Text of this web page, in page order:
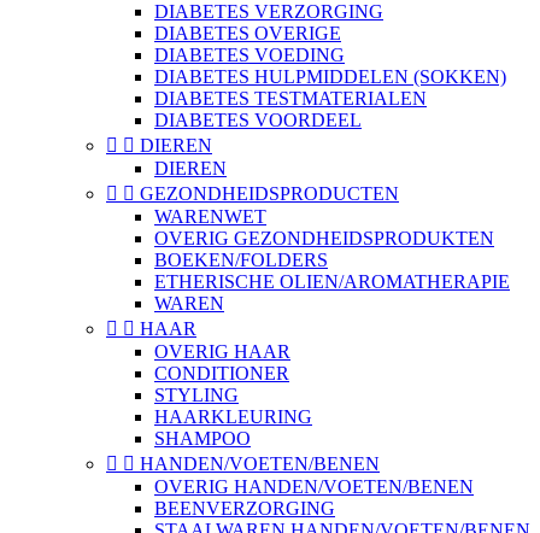
DIABETES VERZORGING
DIABETES OVERIGE
DIABETES VOEDING
DIABETES HULPMIDDELEN (SOKKEN)
DIABETES TESTMATERIALEN
DIABETES VOORDEEL
  DIEREN
DIEREN
  GEZONDHEIDSPRODUCTEN
WARENWET
OVERIG GEZONDHEIDSPRODUKTEN
BOEKEN/FOLDERS
ETHERISCHE OLIEN/AROMATHERAPIE
WAREN
  HAAR
OVERIG HAAR
CONDITIONER
STYLING
HAARKLEURING
SHAMPOO
  HANDEN/VOETEN/BENEN
OVERIG HANDEN/VOETEN/BENEN
BEENVERZORGING